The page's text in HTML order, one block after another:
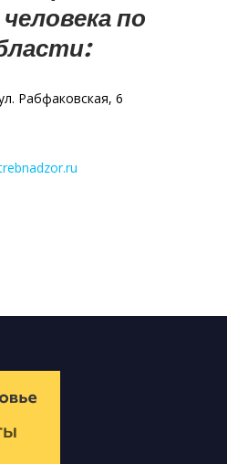
по
Рабфаковская, 6